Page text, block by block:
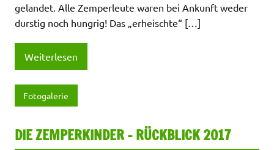
gelandet. Alle Zemperleute waren bei Ankunft weder
durstig noch hungrig! Das „erheischte“ […]
Weiterlesen
Fotogalerie
DIE ZEMPERKINDER – RÜCKBLICK 2017